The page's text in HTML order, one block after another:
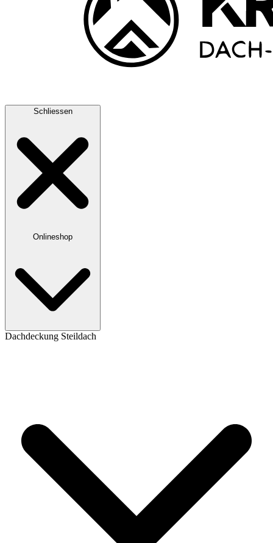
Schliessen
Onlineshop
Dachdeckung Steildach